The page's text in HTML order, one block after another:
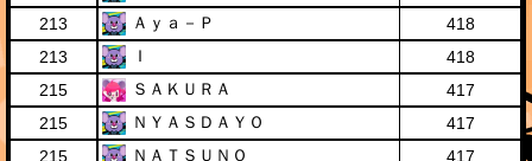
213
Ａｙａ－Ｐ
418
213
Ｉ
418
215
ＳＡＫＵＲＡ
417
215
ＮＹＡＳＤＡＹＯ
417
215
ＮＡＴＳＵＮＯ
417